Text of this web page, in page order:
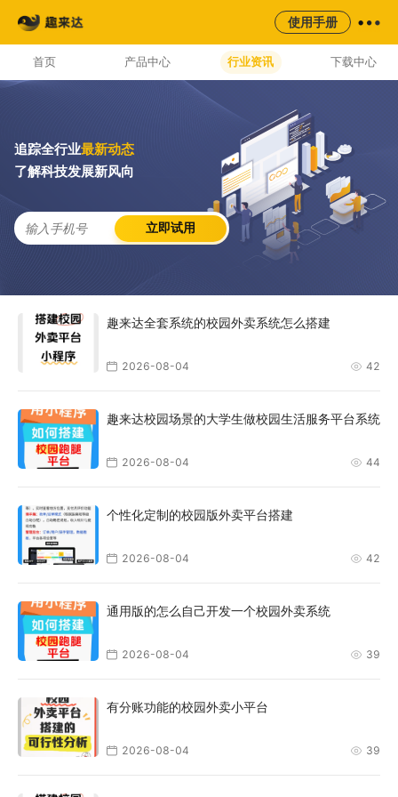
使用手册
首页 产品中心 行业资讯 下载中心
AI云配服务生态平台
追踪全行业最新动态
了解科技发展新风向
立即试用
趣来达全套系统的校园外卖系统怎么搭建
2026-08-04 42
趣来达校园场景的大学生做校园生活服务平台系统
2026-08-04 44
个性化定制的校园版外卖平台搭建
2026-08-04 42
通用版的怎么自己开发一个校园外卖系统
2026-08-04 39
有分账功能的校园外卖小平台
2026-08-04 39